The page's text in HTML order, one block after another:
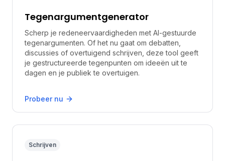
Tegenargumentgenerator
Scherp je redeneervaardigheden met AI-gestuurde
tegenargumenten. Of het nu gaat om debatten,
discussies of overtuigend schrijven, deze tool geeft
je gestructureerde tegenpunten om ideeën uit te
dagen en je publiek te overtuigen.
Probeer nu
Schrijven